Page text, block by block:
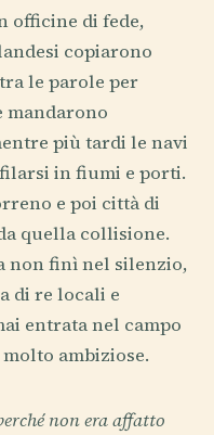
officine di fede,
copiarono
le parole per
mandarono
più tardi le navi
in fiumi e porti.
e poi città di
quella collisione.
non finì nel silenzio,
di re locali e
entrata nel campo
ambiziose.
non era affatto